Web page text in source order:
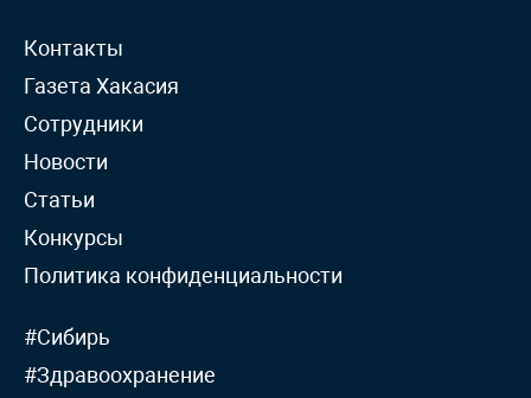
Контакты
Газета Хакасия
Сотрудники
Новости
Статьи
Конкурсы
Политика конфиденциальности
#Сибирь
#Здравоохранение